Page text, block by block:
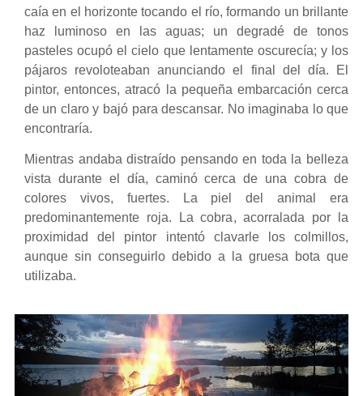
caía en el horizonte tocando el río, formando un brillante
haz luminoso en las aguas; un degradé de tonos
pasteles ocupó el cielo que lentamente oscurecía; y los
pájaros revoloteaban anunciando el final del día. El
pintor, entonces, atracó la pequeña embarcación cerca
de un claro y bajó para descansar. No imaginaba lo que
encontraría.
Mientras andaba distraído pensando en toda la belleza
vista durante el día, caminó cerca de una cobra de
colores vivos, fuertes. La piel del animal era
predominantemente roja. La cobra, acorralada por la
proximidad del pintor intentó clavarle los colmillos,
aunque sin conseguirlo debido a la gruesa bota que
utilizaba.